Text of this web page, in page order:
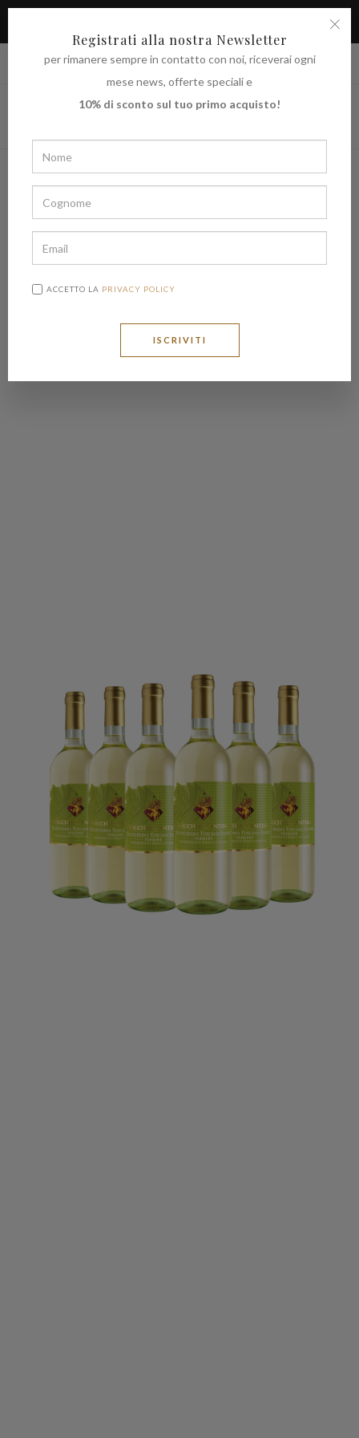
Spedire in UNITED STATES | € (EUR)
Registrati alla nostra Newsletter
per rimanere sempre in contatto con noi, riceverai ogni
mese news, offerte speciali e
10% di sconto sul tuo primo acquisto!
ACCETTO LA PRIVACY POLICY
ISCRIVITI